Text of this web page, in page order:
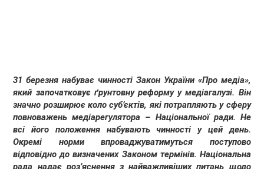
31 березня набуває чинності Закон України «Про медіа»,
який започатковує ґрунтовну реформу у медіагалузі. Він
значно розширює коло суб’єктів, які потрапляють у сферу
повноважень медіарегулятора – Національної ради. Не
всі його положення набувають чинності у цей день.
Окремі норми впроваджуватимуться поступово
відповідно до визначених Законом термінів. Національна
рада надає роз’яснення з найважливіших питань щодо